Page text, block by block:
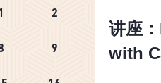
2
9
讲座
with